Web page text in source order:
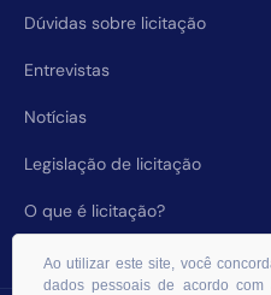
Dúvidas sobre licitação
Entrevistas
Notícias
Legislação de licitação
O que é licitação?
Ao utilizar este site, você
dados pessoais de acordo